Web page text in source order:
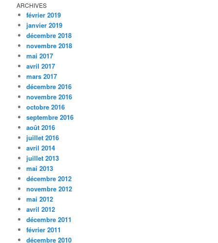
ARCHIVES
février 2019
janvier 2019
décembre 2018
novembre 2018
mai 2017
avril 2017
mars 2017
décembre 2016
novembre 2016
octobre 2016
septembre 2016
août 2016
juillet 2016
avril 2014
juillet 2013
mai 2013
décembre 2012
novembre 2012
mai 2012
avril 2012
décembre 2011
février 2011
décembre 2010